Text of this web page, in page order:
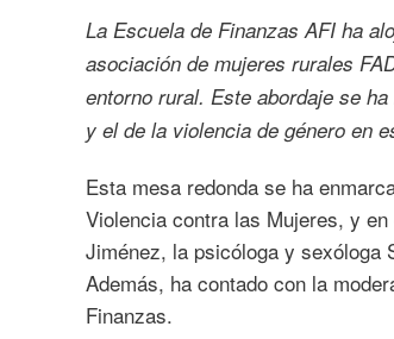
La Escuela de Finanzas AFI ha
asociación de mujeres rurales
entorno rural. Este abordaje se
y el de la violencia de género en
Esta mesa redonda se ha
Violencia contra las Mujeres, y
Jiménez, la psicóloga y sexóloga
Además, ha contado con la
Finanzas.